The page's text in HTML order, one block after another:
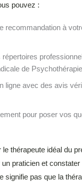
pouvez :
recommandation à
de
ligne avec des avis
pour poser vos
le thérapeute idéal du
praticien et
signifie pas que la